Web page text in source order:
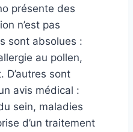
présente des
n’est pas
sont absolues :
au pollen,
sont
avis médical :
sein, maladies
d’un traitement